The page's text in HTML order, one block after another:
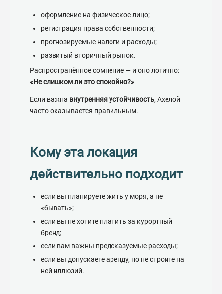
оформление на физическое лицо;
регистрация права собственности;
прогнозируемые налоги и расходы;
развитый вторичный рынок.
Распространённое сомнение — и оно логично:
«Не слишком ли это спокойно?»
Если важна внутренняя устойчивость, Ахелой
часто оказывается правильным.
Кому эта локация
действительно подходит
если вы планируете жить у моря, а не
«бывать»;
если вы не хотите платить за курортный
бренд;
если вам важны предсказуемые расходы;
если вы допускаете аренду, но не строите на
ней иллюзий.